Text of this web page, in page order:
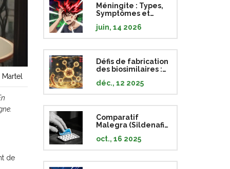
de
Méningite : Types,
Symptômes et
Vaccination
juin, 14 2026
Défis de fabrication
des biosimilaires :
d'une production
biologique
déc., 12 2025
Comparatif
Malegra (Sildenafil)
oct., 16 2025